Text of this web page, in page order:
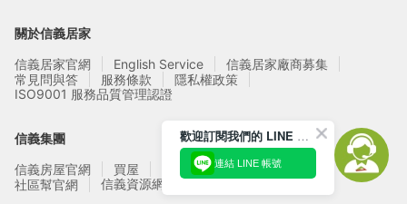
關於信義居家
信義居家官網
English Service
信義居家廠商募集
常見問與答
服務條款
隱私權政策
ISO9001 服務品質管理認證
信義集團
信義房屋官網
買屋 租屋
實價登錄
社區幫官網
信義資源網站
歡迎訂閱我們的 LINE 官方帳號
連結 LINE 帳號